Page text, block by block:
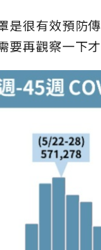
是很有效預防
要再觀察一下